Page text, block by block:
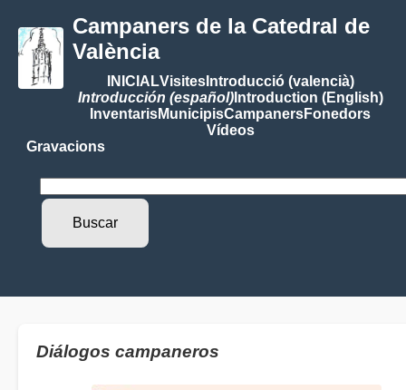
Campaners de la Catedral de
València
INICIALVisitesIntroducció (valencià)
Introducción (español)Introduction (English)
InventarisMunicipisCampanersFonedors
Vídeos
Gravacions
Diálogos campaneros